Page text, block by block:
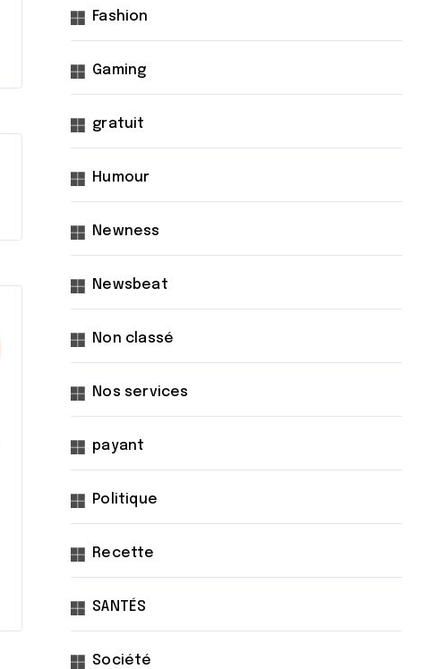
Fashion
Gaming
gratuit
Humour
Newness
Newsbeat
Non classé
Nos services
payant
Politique
Recette
SANTÉS
Société